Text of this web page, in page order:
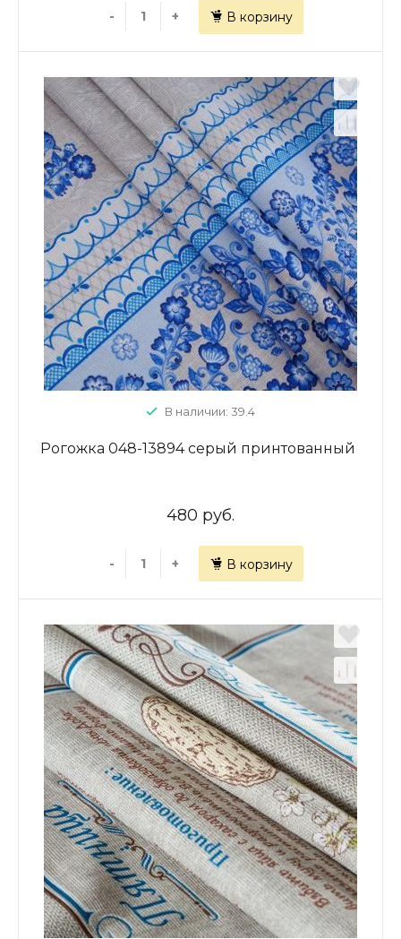
- + В корзину
В наличии: 39.4
Рогожка 048-13894 серый принтованный
480 руб.
- + В корзину